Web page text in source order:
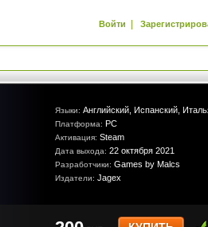
Войти |
Языки: Английский, Испанский,
Платформа: PC
Активация: Steam
Дата выхода: 22 октября 2021
Разработчики: Games by Malcs
Издатели: Jagex